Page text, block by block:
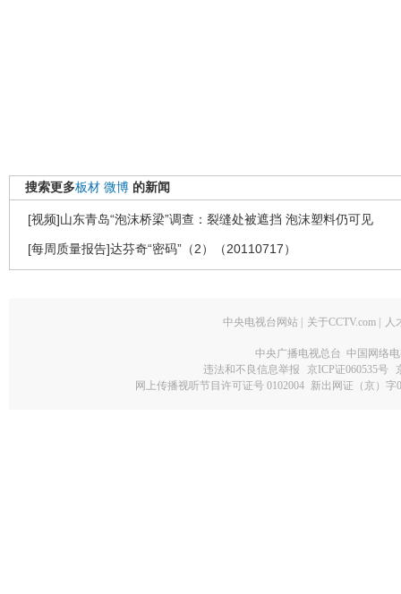
搜索更多板材 微博 的新闻
[视频]山东青岛“泡沫桥梁”调查：裂缝处被遮挡 泡沫塑料仍可见
[每周质量报告]达芬奇“密码”（2）（20110717）
中央电视台网站 关于CCTV.com 人
中央广播电视总台 中国网络
违法和不良信息举报
京ICP证060535号
网上传播视听节目许可证号 0102004 新出网证（京）